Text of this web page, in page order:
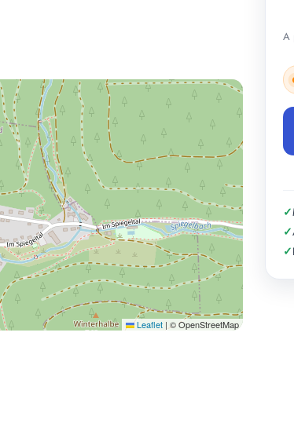
Leaflet | © OpenStreetMap
A
✓
✓
✓